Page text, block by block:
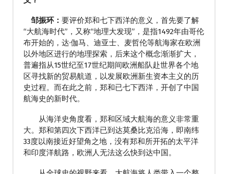
邹振环： 要评价郑和七下西洋的意义，首先要了解
“大航海时代”，又称“地理大发现”，是指1492年由哥伦
布开始的，达·伽马、迪亚士、麦哲伦等航海家在欧洲
以外地区进行的地理探索，后来这个概念渐渐扩大，
普遍指从15世纪至17世纪期间欧洲船队赴世界各个地
区寻找新的贸易航道，以发展欧洲新生资本主义的历
史过程。而在此之前，郑和已七下西洋，开创了中国
航海史的新时代。
从海洋史角度看，郑和区域大航海的意义非常重
大。郑和第四次下西洋已到达莫桑比克沿海，即南纬
33度以南接近好望角之地，没有郑和所开拓的太平洋
和印度洋航路，欧洲人无法这么快到达中国。